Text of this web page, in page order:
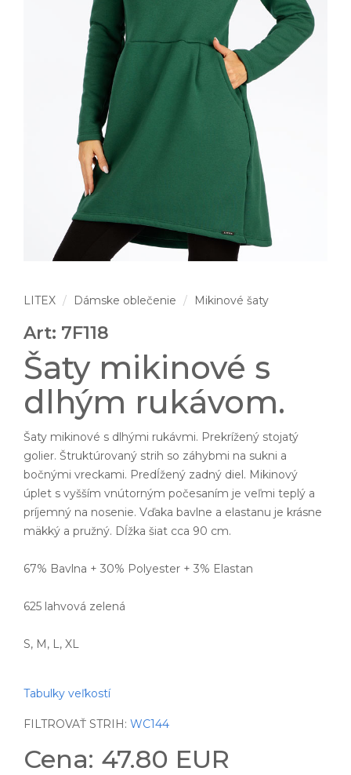
LITEX Dámske oblečenie Mikinové šaty
Art: 7F118
Šaty mikinové s
dlhým rukávom.
Šaty mikinové s dlhými rukávmi. Prekrížený stojatý
golier. Štruktúrovaný strih so záhybmi na sukni a
bočnými vreckami. Predĺžený zadný diel. Mikinový
úplet s vyšším vnútorným počesaním je veľmi teplý a
príjemný na nosenie. Vďaka bavlne a elastanu je krásne
mäkký a pružný. Dĺžka šiat cca 90 cm.
67% Bavlna + 30% Polyester + 3% Elastan
625 lahvová zelená
S, M, L, XL
Tabulky veľkostí
FILTROVAŤ STRIH: WC144
Cena: 47.80 EUR